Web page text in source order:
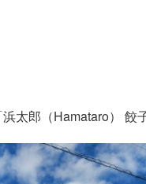
太郎（Hamataro） 餃